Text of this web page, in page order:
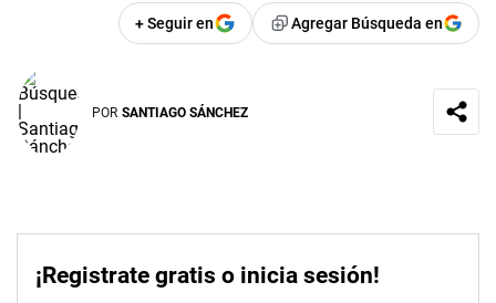
+ Seguir en Agregar Búsqueda en
POR SANTIAGO SÁNCHEZ
¡Registrate gratis o inicia sesión!